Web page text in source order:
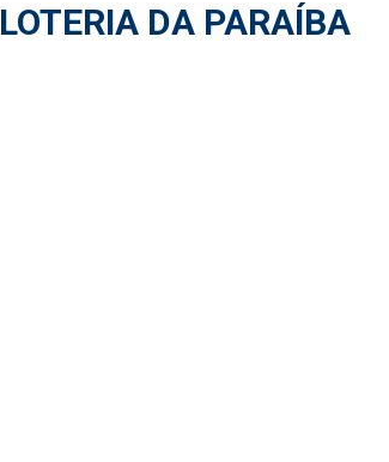
LOTERIA DA PARAÍBA